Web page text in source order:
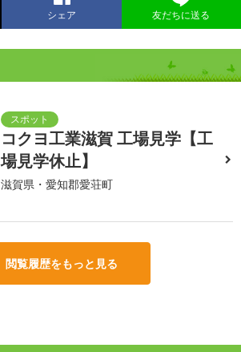
シェア 友だちに送る
コクヨ工業滋賀 工場見学【工
場見学休止】
滋賀県・愛知郡愛荘町
閲覧履歴をもっと見る